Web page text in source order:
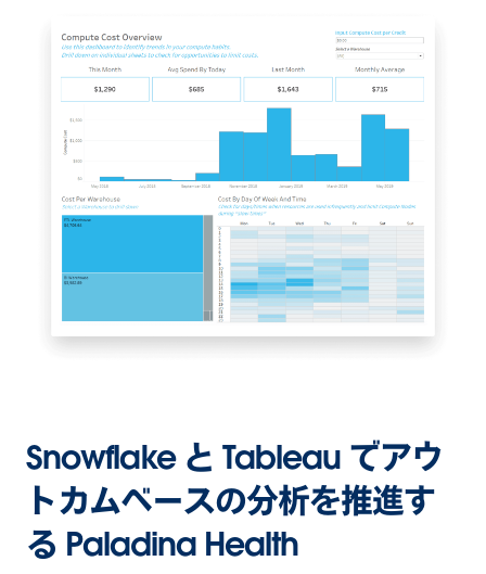
Snowflake と Tableau でアウ
トカムベースの分析を推進す
る Paladina Health